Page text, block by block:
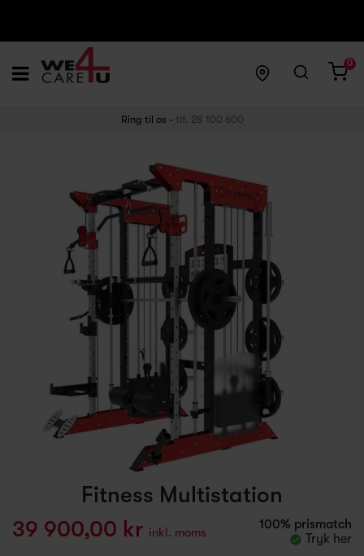
0
Ring til os - tlf. 28 100 600
Fitness Multistation
39 900,00 kr inkl. moms
100% prismatch
Tryk her